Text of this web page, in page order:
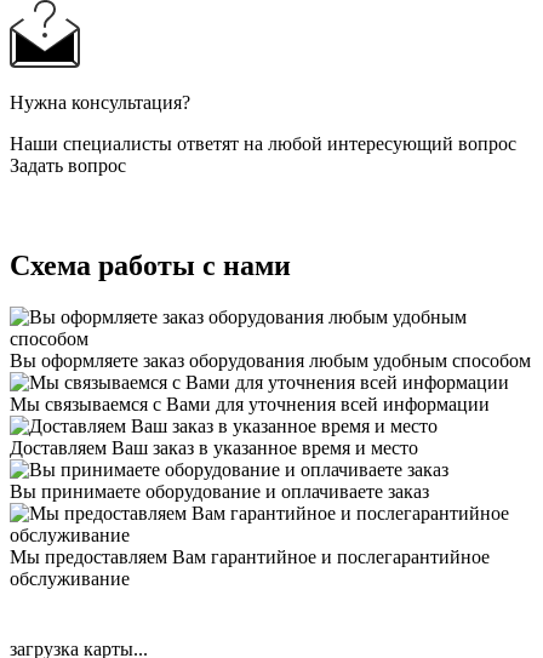
Нужна консультация?
Наши специалисты ответят на любой интересующий вопрос
Задать вопрос
Схема работы с нами
Вы оформляете заказ оборудования любым удобным способом
Мы связываемся с Вами для уточнения всей информации
Доставляем Ваш заказ в указанное время и место
Вы принимаете оборудование и оплачиваете заказ
Мы предоставляем Вам гарантийное и послегарантийное
обслуживание
загрузка карты...